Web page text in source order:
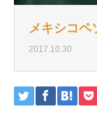
メキシコペ
2017.10.30